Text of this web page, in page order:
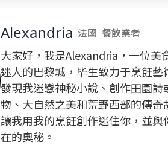
Alexandria 法國 餐飲業者
大家好，我是Alexandria，一位美
迷人的巴黎城，毕生致力于烹飪
發現我迷戀神秘小說、創作田園
物、大自然之美和荒野西部的傳
讓我用我的烹飪創作迷住你，並
在的奧秘。